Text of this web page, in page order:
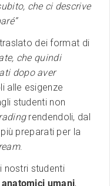
che ci descrive
dei format di
che quindi
dopo aver
alle esigenze
studenti non
rendendoli, dal
preparati per la
.
nostri studenti
umani,